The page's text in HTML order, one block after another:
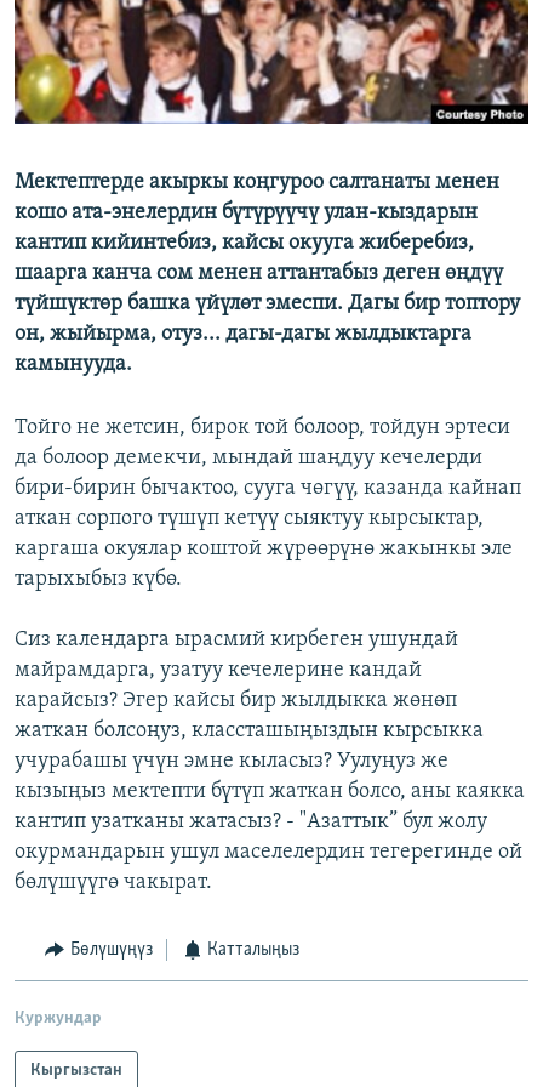
ЭЖЕ-СИҢДИЛЕР
АЗАТТЫК+
ЫҢГАЙСЫЗ СУРООЛОР
ОНЛАЙН ШЕРИНЕ
ЭЕ/АРнун бардык сайттары
Мектептерде акыркы коңгуроо салтанаты менен
кошо ата-энелердин бүтүрүүчү улан-кыздарын
кантип кийинтебиз, кайсы окууга жиберебиз,
шаарга канча сом менен аттантабыз деген өңдүү
түйшүктөр башка үйүлөт эмеспи. Дагы бир топтору
он, жыйырма, отуз... дагы-дагы жылдыктарга
камынууда.
Тойго не жетсин, бирок той болоор, тойдун эртеси
да болоор демекчи, мындай шаңдуу кечелерди
бири-бирин бычактоо, сууга чөгүү, казанда кайнап
аткан сорпого түшүп кетүү сыяктуу кырсыктар,
каргаша окуялар коштой жүрөөрүнө жакынкы эле
тарыхыбыз күбө.
Сиз календарга ырасмий кирбеген ушундай
майрамдарга, узатуу кечелерине кандай
карайсыз? Эгер кайсы бир жылдыкка жөнөп
жаткан болсоңуз, классташыңыздын кырсыкка
учурабашы үчүн эмне кыласыз? Уулуңуз же
кызыңыз мектепти бүтүп жаткан болсо, аны каякка
кантип узатканы жатасыз? - "Азаттык” бул жолу
окурмандарын ушул маселелердин тегерегинде ой
бөлүшүүгө чакырат.
Бөлүшүңүз Катталыңыз
Куржундар
Кыргызстан